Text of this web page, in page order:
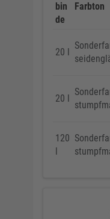
bin
de
Farbton
20 l
20 l
120
l